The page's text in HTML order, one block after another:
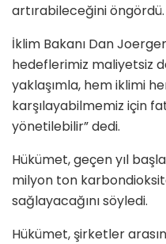
artırabileceğini öngördü.
İklim Bakanı Dan
hedeflerimiz maliyetsiz
yaklaşımla, hem iklimi
karşılayabilmemiz için
yönetilebilir” dedi.
Hükümet, geçen yıl
milyon ton
sağlayacağını söyledi.
Hükümet, şirketler